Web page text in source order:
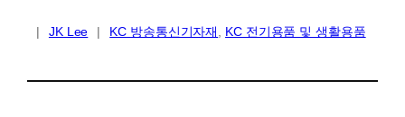
| JK Lee | KC 방송통신기자재 KC 전기용품 및 생활용품